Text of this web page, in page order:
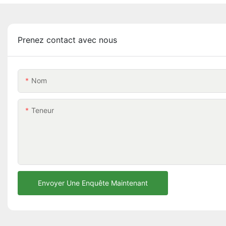
Prenez contact avec nous
Nom
Teneur
Envoyer Une Enquête Maintenant